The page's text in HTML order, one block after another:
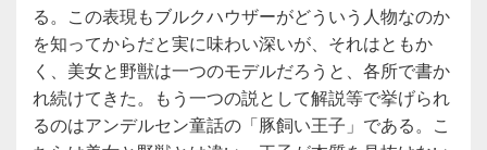
る。この表現もブルクハウザーがどういう人物なのか
を知ってからだと実に味わい深いが、それはともか
く、美女と野獣は一つのモデルだろうと、各所で書か
れ続けてきた。もう一つの説として解説等で挙げられ
るのはアンデルセン童話の「豚飼い王子」である。こ